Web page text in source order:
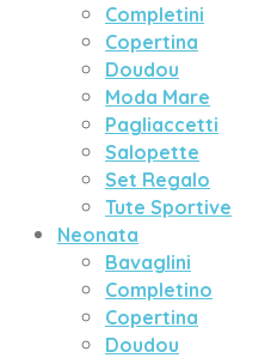
Completini
Copertina
Doudou
Moda Mare
Pagliaccetti
Salopette
Set Regalo
Tute Sportive
Neonata
Bavaglini
Completino
Copertina
Doudou